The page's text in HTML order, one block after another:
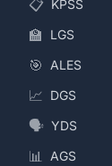
📋 KPSS
🏫 LGS
🎯 ALES
📈 DGS
🗣️ YDS
📊 AGS